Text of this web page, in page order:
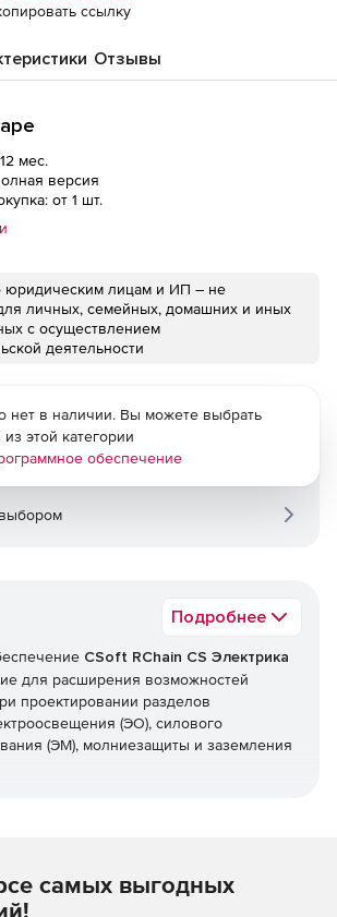
ссылку
Отзывы
мес.
версия
от 1 шт.
юридическим лицам и ИП – не
личных, семейных, домашних и иных
с осуществлением
деятельности
Подробнее
CSoft RChain CS Электрика
для расширения возможностей
проектировании разделов
(ЭО), силового
(ЭМ), молниезащиты и заземления
нет в наличии. Вы можете выбрать
этой категории
обеспечение
самых выгодных